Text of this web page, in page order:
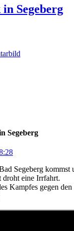
in Segeberg
Segeberg
Segeberg kommst
droht eine Irrfahrt.
Kampfes gegen